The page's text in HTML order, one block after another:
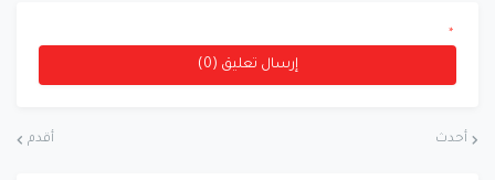
*
إرسال تعليق (0)
أحدث أقدم